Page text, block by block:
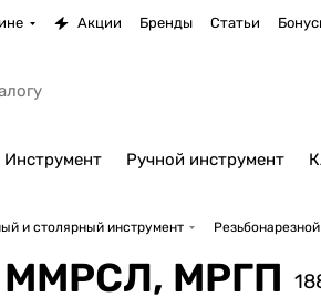
Акции Бренды Статьи
Инструмент Ручной инструмент
и столярный инструмент
МРГП